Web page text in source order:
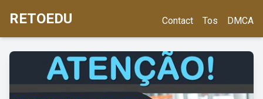
RETOEDU Contact Tos DMCA